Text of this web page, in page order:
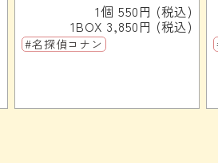
1個 550円 (税込)
1BOX 3,850円 (税込)
#名探偵コナン